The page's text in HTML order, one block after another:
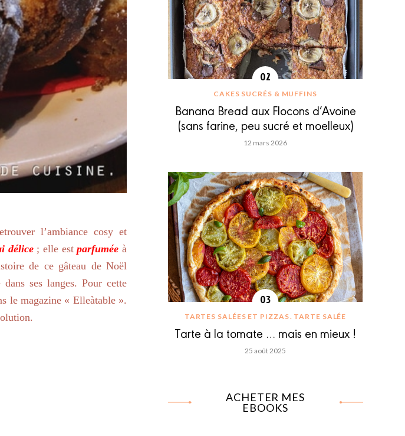
l’ambiance cosy et
délice; elle estparfumée à
de ce gâteau de Noël
ses langes. Pour cette
le magazine « Elleàtable ».
CAKES SUCRÉS & MUFFINS
Banana Bread aux Flocons d’Avoine
(sans farine, peu sucré et moelleux)
12 mars 2026
TARTES SALÉES ET PIZZAS TARTE SALÉE
Tarte à la tomate … mais en mieux !
25 août 2025
ACHETER MES
EBOOKS